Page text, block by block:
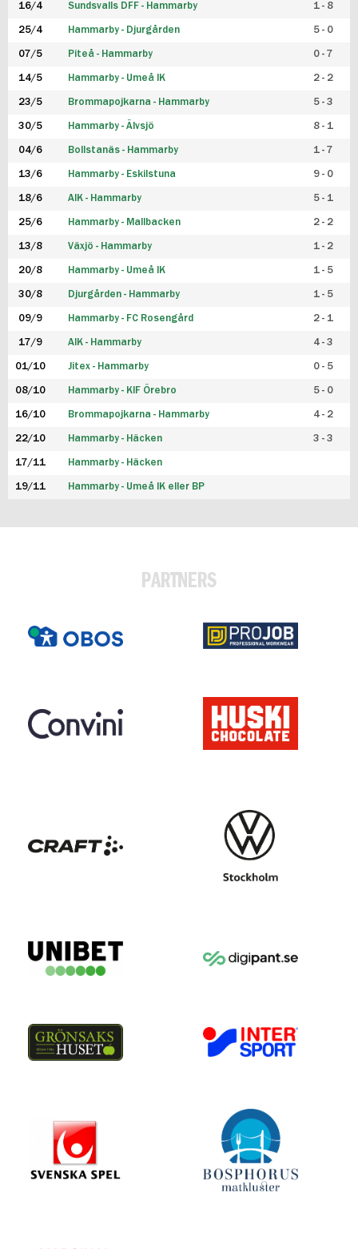
16/4 Sundsvalls DFF - Hammarby 1 - 8
25/4 Hammarby - Djurgården 5 - 0
07/5 Piteå - Hammarby 0 - 7
14/5 Hammarby - Umeå IK 2 - 2
23/5 Brommapojkarna - Hammarby 5 - 3
30/5 Hammarby - Älvsjö 8 - 1
04/6 Bollstanäs - Hammarby 1 - 7
13/6 Hammarby - Eskilstuna 9 - 0
18/6 AIK - Hammarby 5 - 1
25/6 Hammarby - Mallbacken 2 - 2
13/8 Växjö - Hammarby 1 - 2
20/8 Hammarby - Umeå IK 1 - 5
30/8 Djurgården - Hammarby 1 - 5
09/9 Hammarby - FC Rosengård 2 - 1
17/9 AIK - Hammarby 4 - 3
01/10 Jitex - Hammarby 0 - 5
08/10 Hammarby - KIF Örebro 5 - 0
16/10 Brommapojkarna - Hammarby 4 - 2
22/10 Hammarby - Häcken 3 - 3
17/11 Hammarby - Häcken
19/11 Hammarby - Umeå IK eller BP
PARTNERS